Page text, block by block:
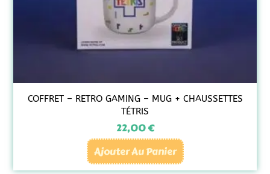
COFFRET – RETRO GAMING – MUG + CHAUSSETTES
TÉTRIS
22,00€
Ajouter Au Panier